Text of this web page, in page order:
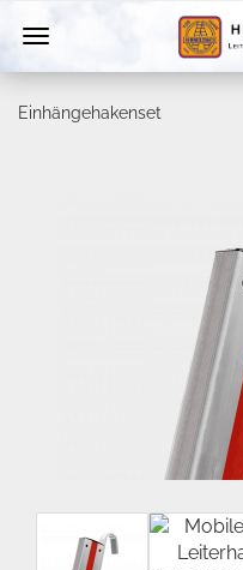
Einhängehakenset